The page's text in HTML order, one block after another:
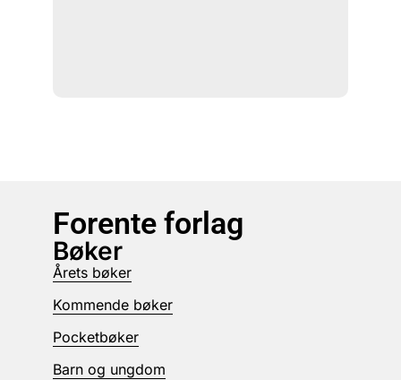
Forente forlag
Bøker
Årets bøker
Kommende bøker
Pocketbøker
Barn og ungdom